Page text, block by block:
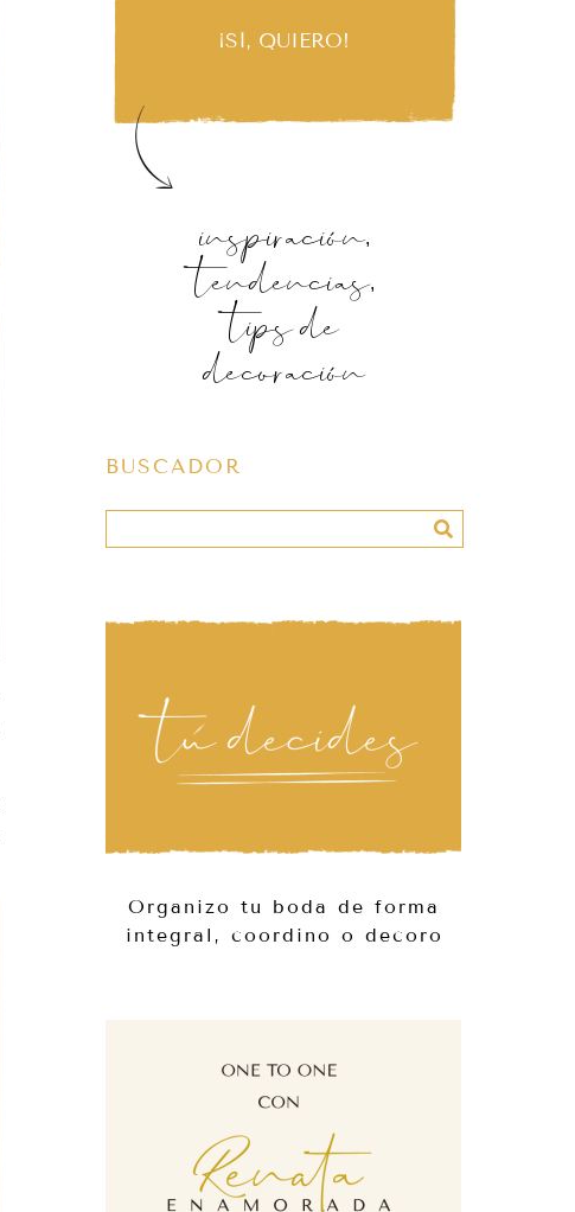
¡SÍ, QUIERO!
inspiración,
tendencias,
tips de
decoración
BUSCADOR
Organizo tu boda de forma
integral, coordino o decoro